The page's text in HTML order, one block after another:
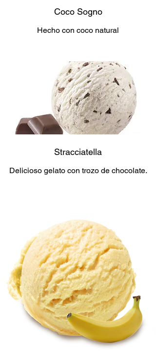
Coco Sogno
Hecho con coco natural
Stracciatella
Delicioso gelato con trozo de chocolate.